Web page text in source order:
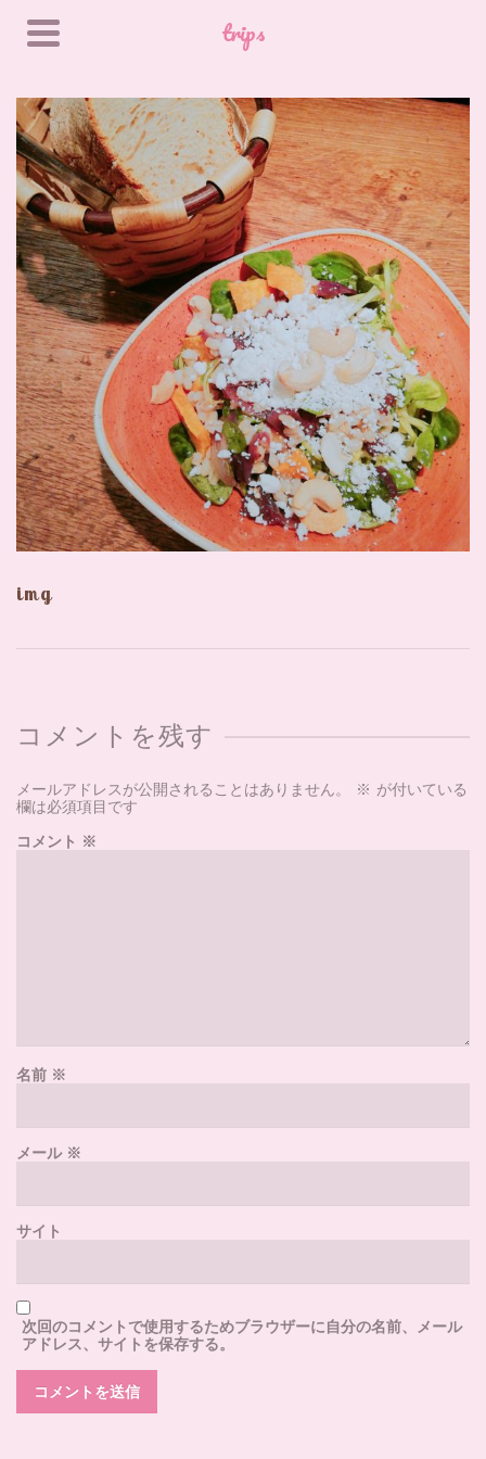
trips
img
コメントを残す
メールアドレスが公開されることはありません。 ※ が付いている
欄は必須項目です
コメント ※
名前 ※
メール※
サイト
次回のコメントで使用するためブラウザーに自分の名前、メール
アドレス、サイトを保存する。